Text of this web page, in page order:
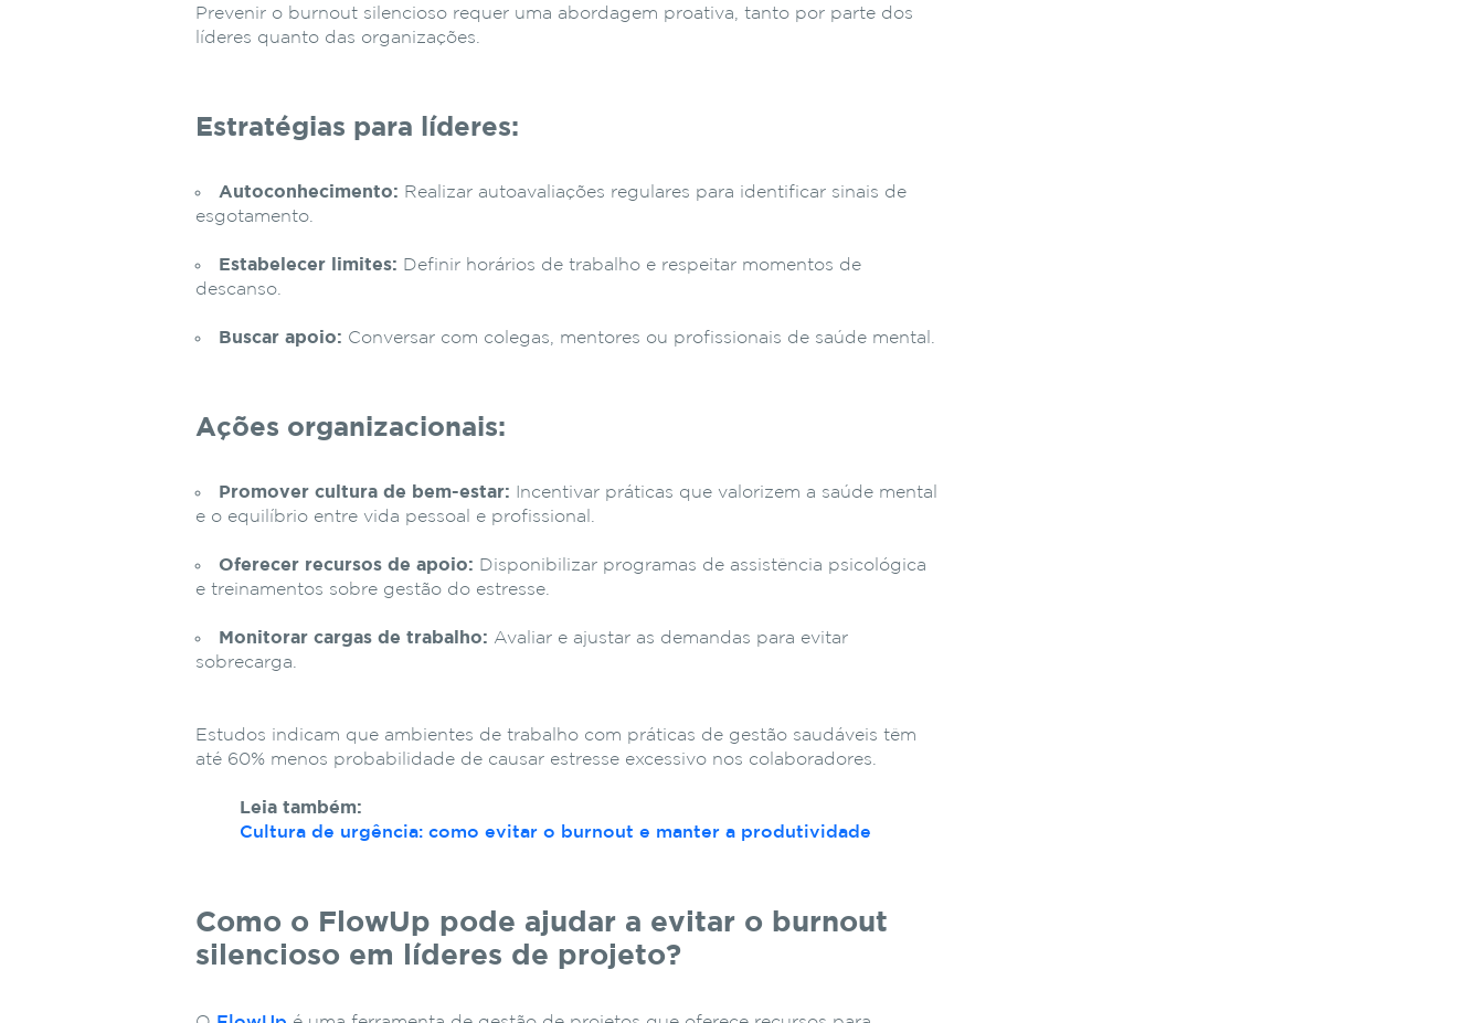
Prevenir o burnout silencioso requer uma abordagem proativa, tanto por parte dos
líderes quanto das organizações.
Estratégias para líderes:
Autoconhecimento: Realizar autoavaliações regulares para identificar sinais de
esgotamento.
Estabelecer limites: Definir horários de trabalho e respeitar momentos de
descanso.
Buscar apoio: Conversar com colegas, mentores ou profissionais de saúde mental.
Ações organizacionais:
Promover cultura de bem-estar: Incentivar práticas que valorizem a saúde mental
e o equilíbrio entre vida pessoal e profissional.
Oferecer recursos de apoio: Disponibilizar programas de assistência psicológica
e treinamentos sobre gestão do estresse.
Monitorar cargas de trabalho: Avaliar e ajustar as demandas para evitar
sobrecarga.
Estudos indicam que ambientes de trabalho com práticas de gestão saudáveis têm
até 60% menos probabilidade de causar estresse excessivo nos colaboradores.
Leia também:
Cultura de urgência: como evitar o burnout e manter a produtividade
Como o FlowUp pode ajudar a evitar o burnout
silencioso em líderes de projeto?